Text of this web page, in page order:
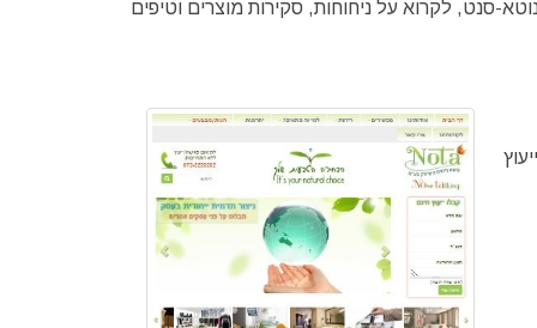
סנט, לקרוא על ניחוחות, סקירות מוצרים וטיפים